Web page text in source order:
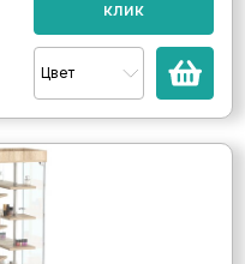
клик
Цвет